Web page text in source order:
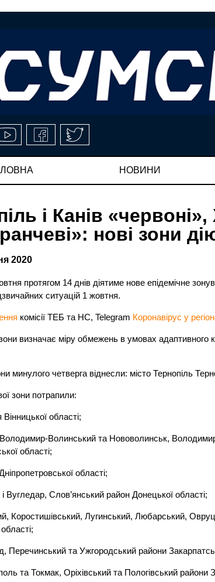
НОВИНИ
і Канів «червоні»,
нові зони
2020
протягом 14 днів діятиме нове епідемічне
ситуацій 1 жовтня.
комісії ТЕБ та НС,Telegram Коронавірус у
визначає міру обмежень в умовах адаптивного
минулого четверга віднесли: місто Тернопіль
зони потрапили:
Вінницької області;
Волинський та Нововолинськ,
області;
області;
Вугледар, Слов’янський район Донецької області;
Коростишівський, Лугинський, Любарський,
Перечинський та Ужгородський райони
та Токмак, Оріхівський та Пологівський райони